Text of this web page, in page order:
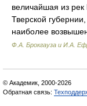
величайшая из
Тверской
наиболее
Ф.А. Брокгауза и И.А.
© Академик, 2000-2026
Обратная связь: